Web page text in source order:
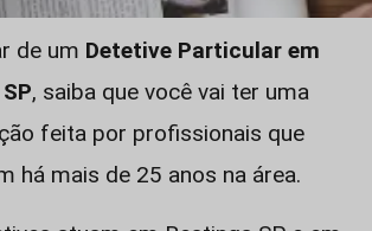
de um Detetive Particular em
, saiba que você vai ter uma
feita por profissionais que
há mais de 25 anos na área.